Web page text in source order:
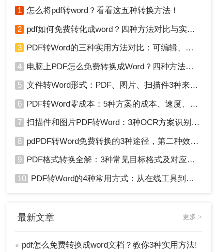
能够识别PDF中的文本和格式，并将其转换为可编
辑的Word文档。
推荐软件：Microsoft Word
1、启动Microsoft Word。
2、点击“文件”菜单。
4、在文件类型中选择“PDF文件”（如果Word支持此
功能）。
5、浏览并选择需要转换的PDF文件。
6、点击“打开”按钮。Word将尝试打开并转换PDF文
注意：这种方法可能无法完美保留原PDF文件的格
式和布局。
四、手动复制粘贴
择手动复制粘贴的方式将PDF内容转换为Word文
档。
1、打开PDF文件：使用PDF阅读器或浏览器打开
1 怎么将pdf转word？看看这五种转换方法！
2 pdf如何免费转化成word？四种方法对比与实操指南（附详细表格）
3 PDF转Word的三种实用方法对比：可编辑、保格式、避风险！
4 电脑上PDF怎么免费转换成Word？四种方法对比与实操指南（附详细表格）!
5 文件转Word形式：PDF、图片、扫描件3种来源分别怎么处理！
6 PDF转Word零成本：5种方案的成本、速度、精度对比！
7 扫描件和图片PDF转Word：3种OCR方案识别率实测！
8 pdPDF转Word免费转换的3种途径，第二种效率最高！
9 PDF格式转换全解：3种常见目标格式及对应操作方法！
10 PDF转Word的4种常用方式：从在线工具到桌面软件全梳理！
最新文章 更多 >
● pdf怎么免费转换成word文档？教你3种实用方法!